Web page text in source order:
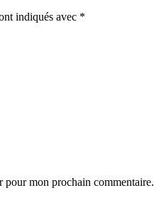
indiqués avec *
pour mon prochain commentaire.